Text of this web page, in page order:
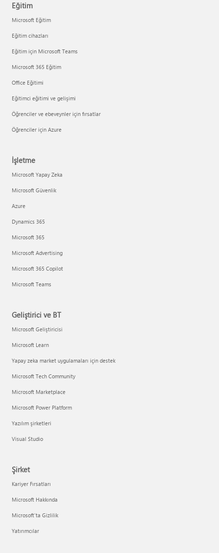
Eğitim
Microsoft Eğitim
Eğitim cihazları
Eğitim için Microsoft Teams
Microsoft 365 Eğitim
Office Eğitimi
Eğitimci eğitimi ve gelişimi
Öğrenciler ve ebeveynler için fırsatlar
Öğrenciler için Azure
İşletme
Microsoft Yapay Zeka
Microsoft Güvenlik
Azure
Dynamics 365
Microsoft 365
Microsoft Advertising
Microsoft 365 Copilot
Microsoft Teams
Geliştirici ve BT
Microsoft Geliştiricisi
Microsoft Learn
Yapay zeka market uygulamaları için destek
Microsoft Tech Community
Microsoft Marketplace
Microsoft Power Platform
Yazılım şirketleri
Visual Studio
Şirket
Kariyer Fırsatları
Microsoft Hakkında
Microsoft'ta Gizlilik
Yatırımcılar